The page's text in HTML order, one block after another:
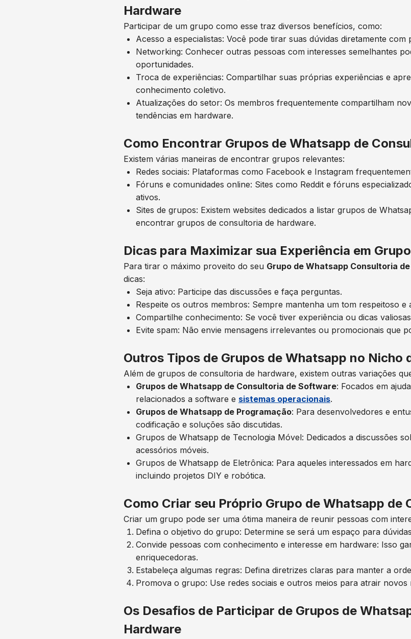
Hardware
Participar de um grupo como esse traz diversos benefícios, como:
Acesso a especialistas: Você pode tirar suas dúvidas diretamente com
Networking: Conhecer outras pessoas com interesses semelhantes
oportunidades.
Troca de experiências: Compartilhar suas próprias experiências e
conhecimento coletivo.
Atualizações do setor: Os membros frequentemente compartilham
tendências em hardware.
Como Encontrar Grupos de Whatsapp de
Existem várias maneiras de encontrar grupos relevantes:
Redes sociais: Plataformas como Facebook e Instagram
Fóruns e comunidades online: Sites como Reddit e fóruns
ativos.
Sites de grupos: Existem websites dedicados a listar grupos de
encontrar grupos de consultoria de hardware.
Dicas para Maximizar sua Experiência em
Para tirar o máximo proveito do seu Grupo de Whatsapp Consultoria
dicas:
Seja ativo: Participe das discussões e faça perguntas.
Respeite os outros membros: Sempre mantenha um tom respeitoso e
Compartilhe conhecimento: Se você tiver experiência ou dicas
Evite spam: Não envie mensagens irrelevantes ou promocionais que
Outros Tipos de Grupos de Whatsapp no Nicho
Além de grupos de consultoria de hardware, existem outras variações
Grupos de Whatsapp de Consultoria de Software: Focados em
relacionados a software e sistemas operacionais.
Grupos de Whatsapp de Programação: Para desenvolvedores e
codificação e soluções são discutidas.
Grupos de Whatsapp de Tecnologia Móvel: Dedicados a discussões
acessórios móveis.
Grupos de Whatsapp de Eletrônica: Para aqueles interessados em
incluindo projetos DIY e robótica.
Como Criar seu Próprio Grupo de Whatsapp de
Criar um grupo pode ser uma ótima maneira de reunir pessoas com
Defina o objetivo do grupo: Determine se será um espaço para
Convide pessoas com conhecimento e interesse em hardware: Isso
enriquecedoras.
Estabeleça algumas regras: Defina diretrizes claras para manter a
Promova o grupo: Use redes sociais e outros meios para atrair novos
Os Desafios de Participar de Grupos de
Hardware